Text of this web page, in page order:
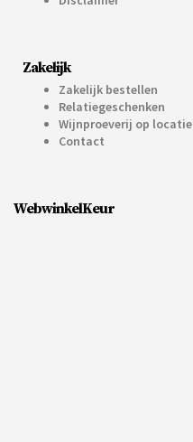
Zakelijk
Zakelijk bestellen
Relatiegeschenken
Wijnproeverij op locatie
Contact
WebwinkelKeur